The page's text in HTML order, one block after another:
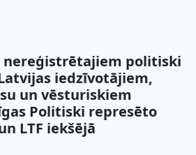
nereģistrētajiem politiski
iedzīvotājiem,
un vēsturiskiem
Politiski represēto
LTF iekšējā